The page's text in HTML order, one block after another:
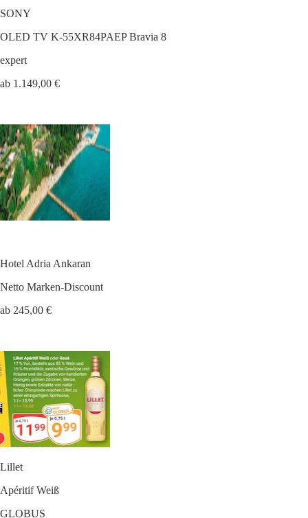
SONY
OLED TV K-55XR84PAEP Bravia 8
expert
ab 1.149,00 €
Hotel Adria Ankaran
Netto Marken-Discount
ab 245,00 €
Lillet
Apéritif Weiß
GLOBUS